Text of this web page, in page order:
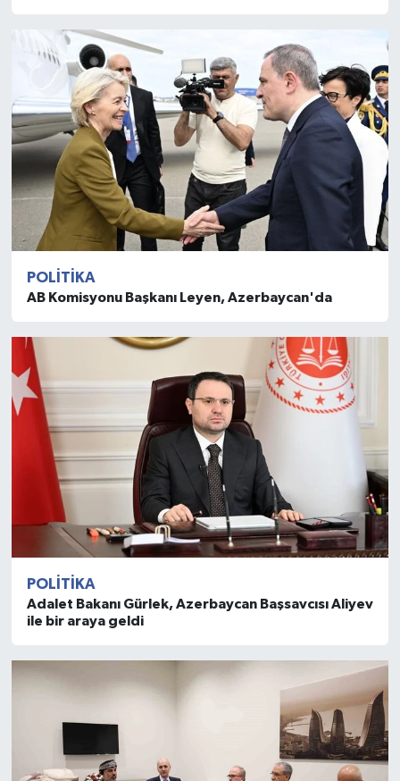
POLITIKA
AB Komisyonu Başkanı Leyen, Azerbaycan'da
POLITIKA
Adalet Bakanı Gürlek, Azerbaycan Başsavcısı Aliyev
ile bir araya geldi